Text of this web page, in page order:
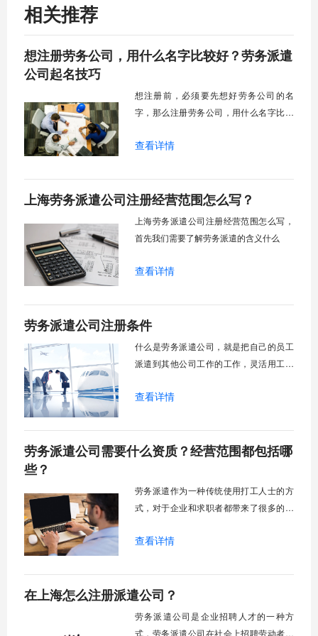
相关推荐
想注册劳务公司，用什么名字比较好？劳务派遣
公司起名技巧
想注册前，必须要先想好劳务公司的名
字，那么注册劳务公司，用什么名字比较
虑，让顾客觉得舒服，是一家正规的，一
编为您总结了几条劳务派遣公司起名技
巧。
查看详情
上海劳务派遣公司注册经营范围怎么写？
上海劳务派遣公司注册经营范围怎么写，
首先我们需要了解劳务派遣的含义什么
查看详情
劳务派遣公司注册条件
什么是劳务派遣公司，就是把自己的员工
派遣到其他公司工作的工作，灵活用工越
派遣业务自然也就越来越火了，所以很多
公司，那么就给大家科普一些劳务派遣公
司注册条件吧
查看详情
劳务派遣公司需要什么资质？经营范围都包括哪
些？
劳务派遣作为一种传统使用打工人士的方
式，对于企业和求职者都带来了很多的好
单位之间的桥梁，帮助辛勤劳动者找工
的需求。劳务派遣公司在上海也像雨后春
笋一般在市场上出现很多，我们对于劳务
查看详情
在上海怎么注册派遣公司？
劳务派遣公司是企业招聘人才的一种方
式，劳务派遣公司在社会上招聘劳动者，